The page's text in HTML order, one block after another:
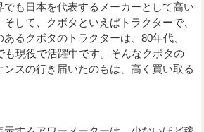
でも日本を代表するメーカーとして高い
して、クボタといえばトラクターで、
るクボタのトラクターは、80年代、
も現役で活躍中です。そんなクボタの
ンスの行き届いたのもは、高く買い取る